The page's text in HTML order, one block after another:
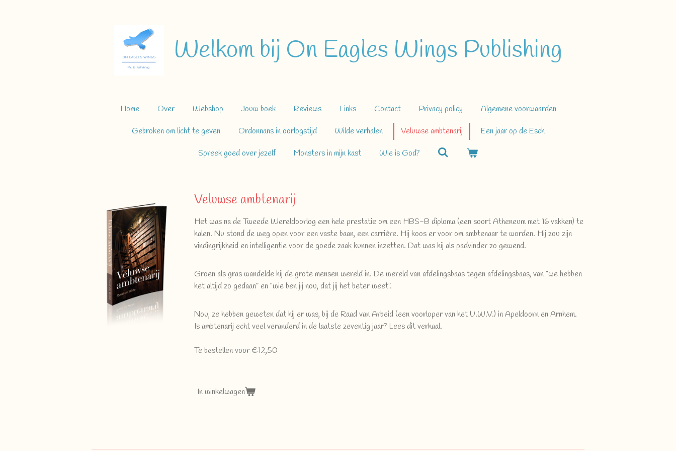
Welkom bij On Eagles Wings Publishing
Home Over Webshop Jouw boek Reviews Links Contact Privacy policy Algemene voorwaarden
Gebroken om licht te geven Ordonnans in oorlogstijd Wilde verhalen Veluwse ambtenarij Een jaar op de Esch
Spreek goed over jezelf Monsters in mijn kast Wie is God?
Veluwse ambtenarij
Het was na de Tweede Wereldoorlog een hele prestatie om een HBS-B diploma (een soort Atheneum met 16 vakken) te
halen. Nu stond de weg open voor een vaste baan, een carrière. Hij koos er voor om ambtenaar te worden. Hij zou zijn
vindingrijkheid en intelligentie voor de goede zaak kunnen inzetten. Dat was hij als padvinder zo gewend.
Groen als gras wandelde hij de grote mensen wereld in. De wereld van afdelingsbaas tegen afdelingsbaas, van “we hebben
het altijd zo gedaan” en “wie ben jij nou, dat jij het beter weet”.
Nou, ze hebben geweten dat hij er was, bij de Raad van Arbeid (een voorloper van het U.W.V.) in Apeldoorn en Arnhem.
Is ambtenarij echt veel veranderd in de laatste zeventig jaar? Lees dit verhaal.
Te bestellen voor €12,50
In winkelwagen